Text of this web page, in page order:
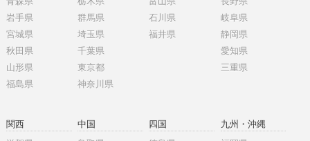
岩手県
宮城県
秋田県
山形県
福島県
群馬県
埼玉県
千葉県
東京都
神奈川県
石川県
福井県
岐阜県
静岡県
愛知県
三重県
関西
中国
四国
九州・沖縄